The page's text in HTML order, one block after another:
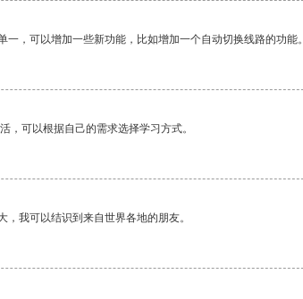
一，可以增加一些新功能，比如增加一个自动切换线路的功能。
，可以根据自己的需求选择学习方式。
我可以结识到来自世界各地的朋友。